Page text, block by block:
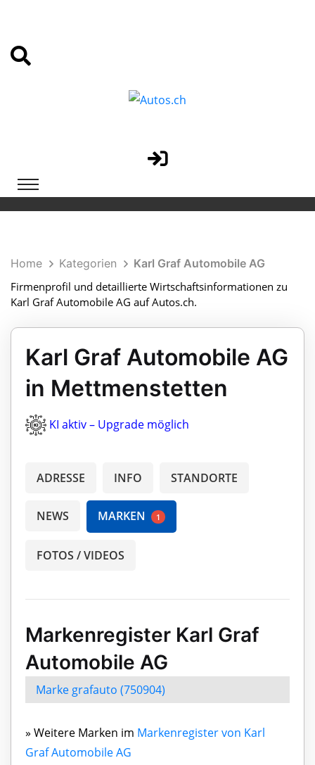
Home Kategorien
Karl Graf Automobile AG
Firmenprofil und detaillierte Wirtschaftsinformationen zu
Karl Graf Automobile AG auf Autos.ch.
Karl Graf Automobile AG
in Mettmenstetten
KI aktiv – Upgrade möglich
ADRESSE INFO STANDORTE
NEWS MARKEN 1
FOTOS / VIDEOS
Markenregister Karl Graf
Automobile AG
Marke grafauto (750904)
» Weitere Marken im Markenregister von Karl
Graf Automobile AG